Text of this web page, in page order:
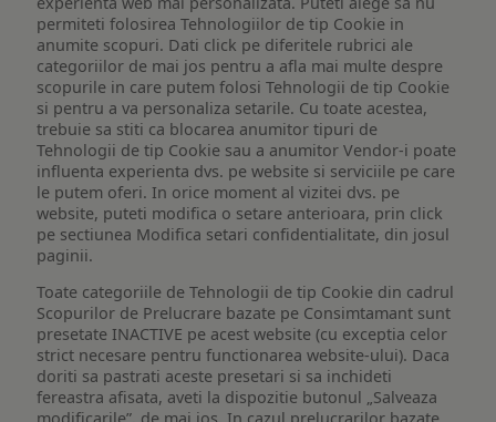
permiteti folosirea Tehnologiilor de tip Cookie in
anumite scopuri. Dati click pe diferitele rubrici ale
categoriilor de mai jos pentru a afla mai multe despre
scopurile in care putem folosi Tehnologii de tip Cookie
si pentru a va personaliza setarile. Cu toate acestea,
trebuie sa stiti ca blocarea anumitor tipuri de
Tehnologii de tip Cookie sau a anumitor Vendor-i poate
influenta experienta dvs. pe website si serviciile pe care
le putem oferi. In orice moment al vizitei dvs. pe
website, puteti modifica o setare anterioara, prin click
pe sectiunea Modifica setari confidentialitate, din josul
paginii.
Toate categoriile de Tehnologii de tip Cookie din cadrul
Scopurilor de Prelucrare bazate pe Consimtamant sunt
presetate INACTIVE pe acest website (cu exceptia celor
strict necesare pentru functionarea website-ului). Daca
doriti sa pastrati aceste presetari si sa inchideti
fereastra afisata, aveti la dispozitie butonul „Salveaza